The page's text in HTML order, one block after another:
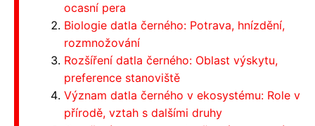
ocasní pera
Biologie datla černého: Potrava, hnízdění,
rozmnožování
Rozšíření datla černého: Oblast výskytu,
preference stanoviště
Význam datla černého v ekosystému: Role v
přírodě, vztah s dalšími druhy